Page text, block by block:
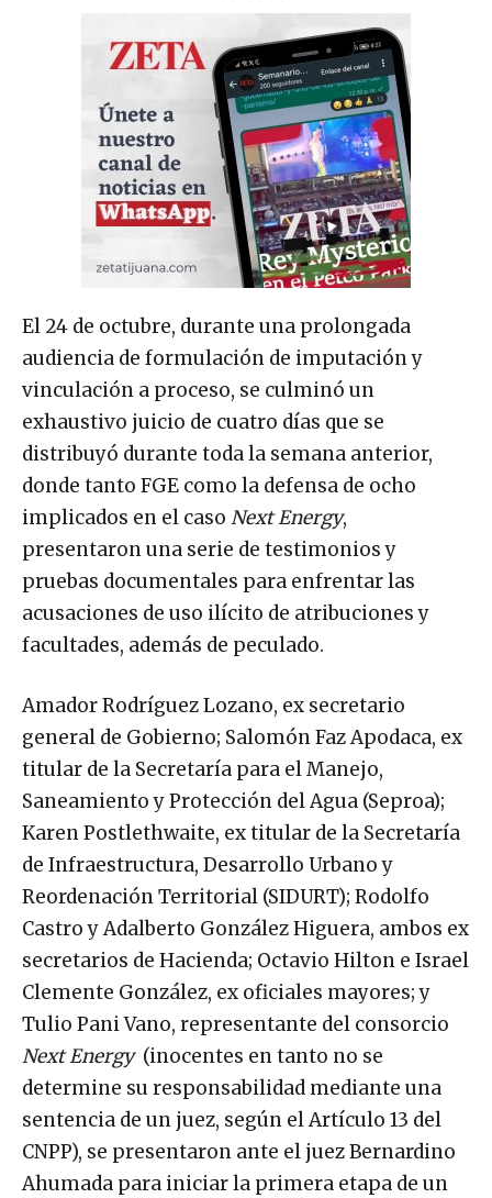
El 24 de octubre, durante una prolongada
audiencia de formulación de imputación y
vinculación a proceso, se culminó un
exhaustivo juicio de cuatro días que se
distribuyó durante toda la semana anterior,
donde tanto FGE como la defensa de ocho
implicados en el caso Next Energy,
presentaron una serie de testimonios y
pruebas documentales para enfrentar las
acusaciones de uso ilícito de atribuciones y
facultades, además de peculado.
Amador Rodríguez Lozano, ex secretario
general de Gobierno; Salomón Faz Apodaca, ex
titular de la Secretaría para el Manejo,
Saneamiento y Protección del Agua (Seproa);
Karen Postlethwaite, ex titular de la Secretaría
de Infraestructura, Desarrollo Urbano y
Reordenación Territorial (SIDURT); Rodolfo
Castro y Adalberto González Higuera, ambos ex
secretarios de Hacienda; Octavio Hilton e Israel
Clemente González, ex oficiales mayores; y
Tulio Pani Vano, representante del consorcio
Next Energy(inocentes en tanto no se
determine su responsabilidad mediante una
sentencia de un juez, según el Artículo 13 del
CNPP), se presentaron ante el juez Bernardino
Ahumada para iniciar la primera etapa de un